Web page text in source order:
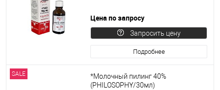
Цена по запросу
Запросить цену
Подробнее
SALE
*Молочный пилинг 40%
(PHILOSOPHY/30мл)